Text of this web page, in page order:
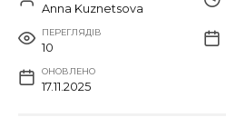
Anna Kuznetsova
ПЕРЕГЛЯДІВ
10
ОНОВЛЕНО
17.11.2025